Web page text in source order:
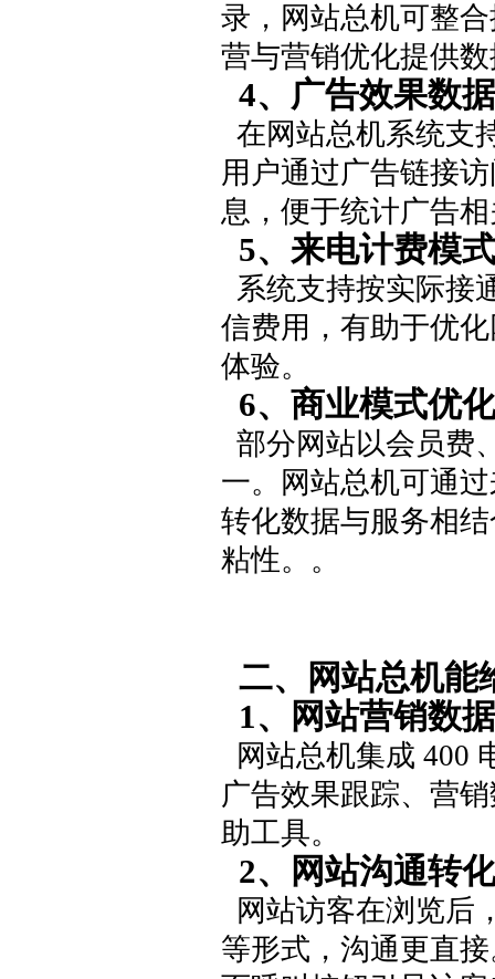
录，网站总机可整
营与营销优化提供
4、广告效果数
在网站总机系统支
用户通过广告链接
息，便于统计广告
5、来电计费模式
系统支持按实际接
信费用，有助于优
体验。
6、商业模式优
部分网站以会员费
一。网站总机可通
转化数据与服务相
粘性。。
二、网站总机能
1、网站营销数
网站总机集成 400
广告效果跟踪、营
助工具。
2、网站沟通转
网站访客在浏览后
等形式，沟通更直